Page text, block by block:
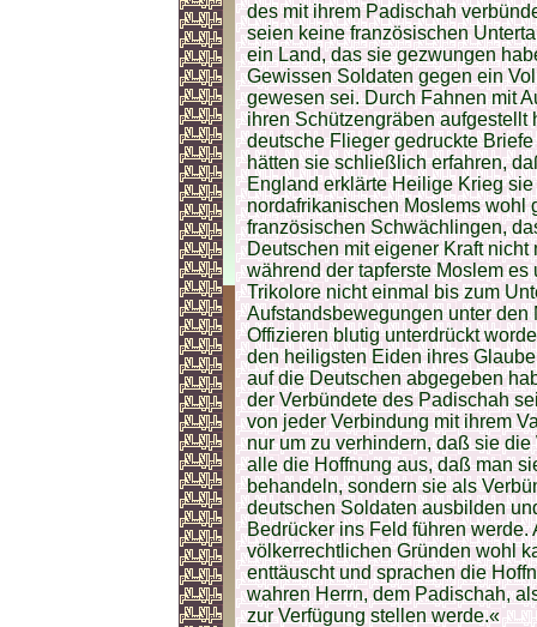
des mit ihrem Padischah
seien keine französischen
ein Land, das sie gezwungen
Gewissen Soldaten gegen ein
gewesen sei. Durch Fahnen mit
ihren Schützengräben aufgestellt
deutsche Flieger gedruckte
hätten sie schließlich erfahren,
England erklärte Heilige Krieg
nordafrikanischen Moslems wohl
französischen Schwächlingen,
Deutschen mit eigener Kraft
während der tapferste Moslem
Trikolore nicht einmal bis zum
Aufstandsbewegungen unter
Offizieren blutig unterdrückt
den heiligsten Eiden ihres
auf die Deutschen abgegeben
der Verbündete des Padischah
von jeder Verbindung mit ihrem
nur um zu verhindern, daß sie
alle die Hoffnung aus, daß man
behandeln, sondern sie als
deutschen Soldaten ausbilden
Bedrücker ins Feld führen
völkerrechtlichen Gründen wohl
enttäuscht und sprachen die
wahren Herrn, dem Padischah,
zur Verfügung stellen werde.«